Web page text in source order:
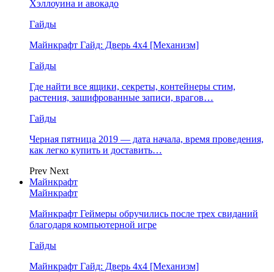
Хэллоуина и авокадо
Гайды
Майнкрафт Гайд: Дверь 4х4 [Механизм]
Гайды
Где найти все ящики, секреты, контейнеры стим,
растения, зашифрованные записи, врагов…
Гайды
Черная пятница 2019 — дата начала, время проведения,
как легко купить и доставить…
Prev Next
Майнкрафт
Майнкрафт
Майнкрафт Геймеры обручились после трех свиданий
благодаря компьютерной игре
Гайды
Майнкрафт Гайд: Дверь 4х4 [Механизм]